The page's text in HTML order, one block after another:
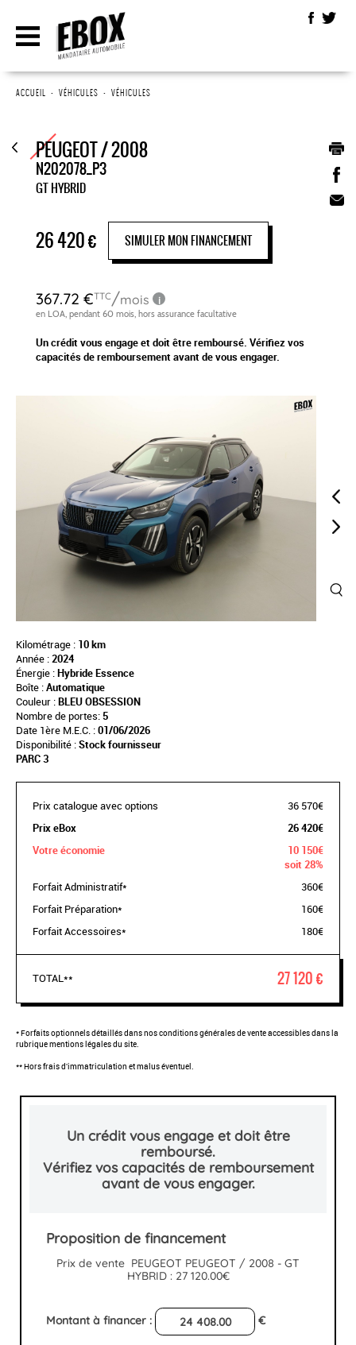
ACCUEIL • VÉHICULES • VÉHICULES
PEUGEOT / 2008
N202078_P3
GT HYBRID
26 420€ SIMULER MON FINANCEMENT
Un crédit vous engage et doit être remboursé. Vérifiez vos
capacités de remboursement avant de vous engager.
Kilométrage : 10 km
Année :2024
Énergie :Hybride Essence
Boîte :Automatique
Couleur :BLEU OBSESSION
Nombre de portes:5
Date 1ère M.E.C. :01/06/2026
Disponibilité :Stock fournisseur
PARC 3
Prix catalogue avec options
36 570€
Prix eBox
26 420€
Votre économie
10 150€
soit 28%
Forfait Administratif*
360€
Forfait Préparation*
160€
Forfait Accessoires*
180€
TOTAL** 27 120 €
* Forfaits optionnels détaillés dans nos conditions générales de vente accessibles dans la
rubrique mentions légales du site.
** Hors frais d'immatriculation et malus éventuel.